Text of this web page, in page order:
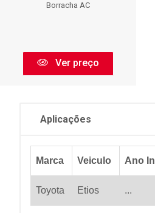
Borracha AC
Ver preço
Aplicações
Marca Veiculo Ano
Toyota Etios ...